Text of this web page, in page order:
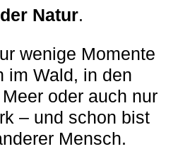
Natur.
wenige Momente
im Wald, in den
oder auch nur
– und schon bist
Mensch.